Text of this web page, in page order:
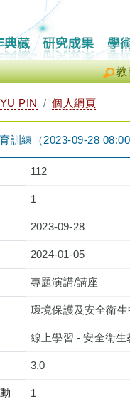
教
PIN 個人網頁
訓練（2023-09-28
112
1
2023-09-28
2024-01-05
專題演講/講座
環境保護及安全衛生
線上學習 - 安全衛生
3.0
1